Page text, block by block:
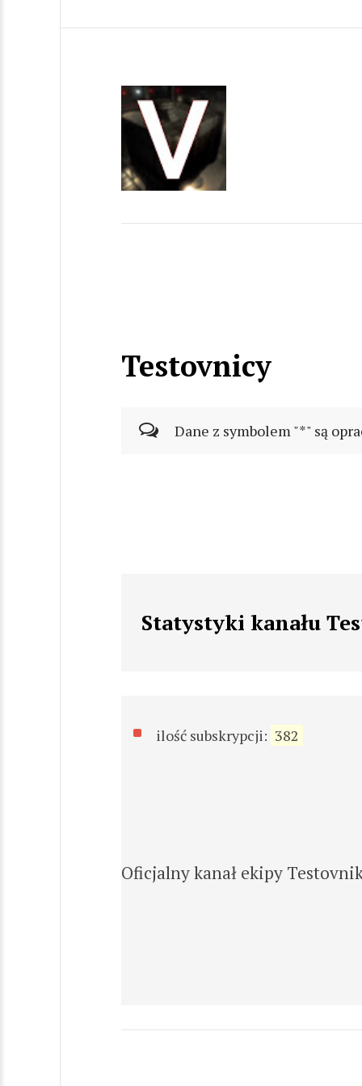
Testovnicy
Dane z symbolem "*" są
Statystyki kanału
ilość subskrypcji: 382
Oficjalny kanał ekipy